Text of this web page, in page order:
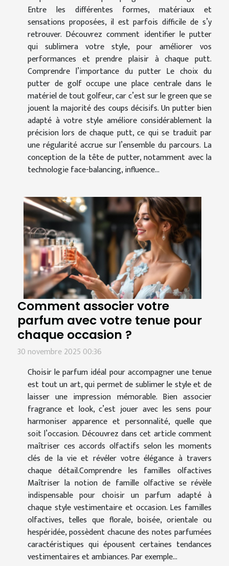
Entre les différentes formes, matériaux et
sensations proposées, il est parfois difficile de s’y
retrouver. Découvrez comment identifier le putter
qui sublimera votre style, pour améliorer vos
performances et prendre plaisir à chaque putt.
Comprendre l’importance du putter Le choix du
putter de golf occupe une place centrale dans le
matériel de tout golfeur, car c’est sur le green que se
jouent la majorité des coups décisifs. Un putter bien
adapté à votre style améliore considérablement la
précision lors de chaque putt, ce qui se traduit par
une régularité accrue sur l’ensemble du parcours. La
conception de la tête de putter, notamment avec la
technologie face-balancing, influence...
Comment associer votre
parfum avec votre tenue pour
chaque occasion ?
30 novembre 2025 00:36
Choisir le parfum idéal pour accompagner une tenue
est tout un art, qui permet de sublimer le style et de
laisser une impression mémorable. Bien associer
fragrance et look, c’est jouer avec les sens pour
harmoniser apparence et personnalité, quelle que
soit l’occasion. Découvrez dans cet article comment
maîtriser ces accords olfactifs selon les moments
clés de la vie et révéler votre élégance à travers
chaque détail.Comprendre les familles olfactives
Maîtriser la notion de famille olfactive se révèle
indispensable pour choisir un parfum adapté à
chaque style vestimentaire et occasion. Les familles
olfactives, telles que florale, boisée, orientale ou
hespéridée, possèdent chacune des notes parfumées
caractéristiques qui épousent certaines tendances
vestimentaires et ambiances. Par exemple...